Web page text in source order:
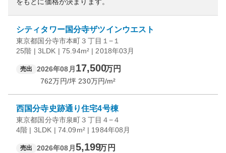
シティタワー国分寺ザツインウエスト
東京都国分寺市本町３丁目１−１
25階 | 3LDK | 75.94m² | 2018年03月
売出 2026年08月 17,500万円
762万円/坪 230万円/m²
西国分寺史跡通り住宅4号棟
東京都国分寺市泉町３丁目４−４
4階 | 3LDK | 74.09m² | 1984年08月
売出 2026年08月 5,199万円